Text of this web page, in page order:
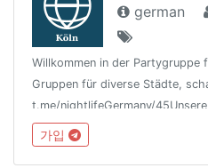
german
Willkommen in der Partygruppe
Gruppen für diverse Städte,
t.me/nightlifeGermany/45Unsere
Regeln:t.me/nightlifeGermany/
Gruppe:https://t.me/
가입